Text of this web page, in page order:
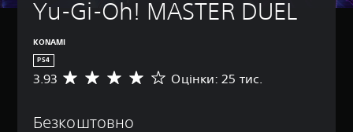
Yu-Gi-Oh! MASTER DUEL
KONAMI
PS4
С
е
3.93 Оцінки: 25 тис.
Безкоштовно